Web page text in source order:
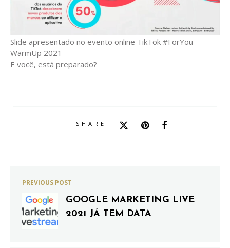
Slide apresentado no evento online TikTok #ForYou
WarmUp 2021
E você, está preparado?
SHARE
PREVIOUS POST
GOOGLE MARKETING LIVE
2021 JÁ TEM DATA